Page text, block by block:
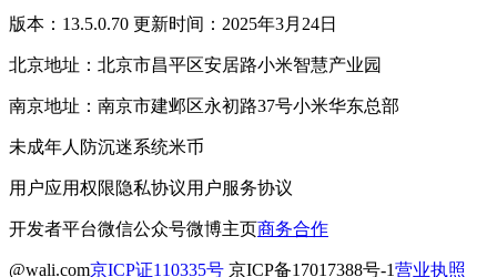
版本：13.5.0.70 更新时间：2025年3月24日
北京地址：北京市昌平区安居路小米智慧产业园
南京地址：南京市建邺区永初路37号小米华东总部
未成年人防沉迷系统米币
用户应用权限隐私协议用户服务协议
开发者平台微信公众号微博主页商务合作
@wali.com京ICP证110335号 京ICP备17017388号-1营业执照